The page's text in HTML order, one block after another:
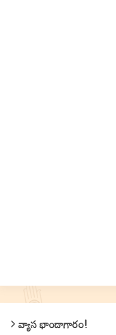
వ్యాస భాండాగారం!